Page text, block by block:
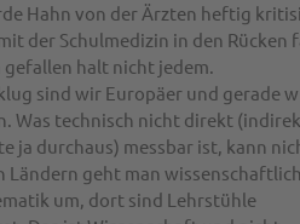
Hahn von der Ärzten heftig
der Schulmedizin in den Rücken
gefallen halt nicht jedem.
sind wir Europäer und gerade
Was technisch nicht direkt
ja durchaus) messbar ist, kann
Ländern geht man
um, dort sind Lehrstühle